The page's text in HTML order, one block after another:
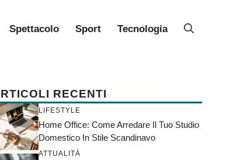
Spettacolo Sport Tecnologia
RECENTI
LIFESTYLE
Home Office: Come Arredare Il Tuo Studio
Domestico In Stile Scandinavo
ATTUALITÀ